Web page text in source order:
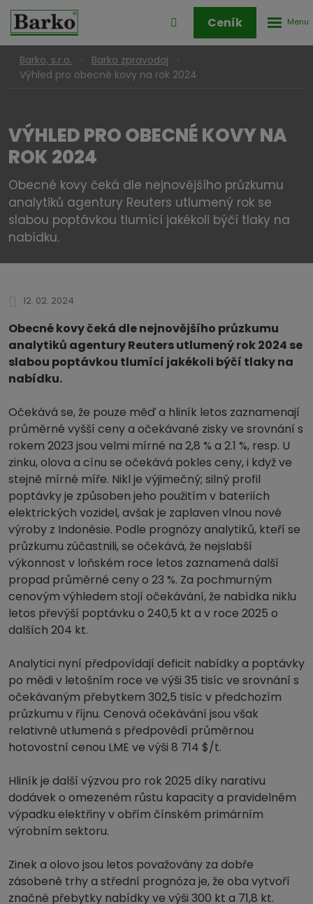
Přihlášení
zóny
Ceník
Barko, s.r.o.
Barko zpravodaj
Výhled pro obecné kovy na rok 2024
VÝHLED PRO OBECNÉ KOVY NA
ROK 2024
Obecné kovy čeká dle nejnovějšího průzkumu
analytiků agentury Reuters utlumený rok se
slabou poptávkou tlumící jakékoli býčí tlaky na
nabídku.
12. 02. 2024
Obecné kovy čeká dle nejnovějšího průzkumu
analytiků agentury Reuters utlumený rok 2024 se
slabou poptávkou tlumící jakékoli býčí tlaky na
nabídku.
Očekává se, že pouze měď a hliník letos zaznamenají
průměrné vyšší ceny a očekávané zisky ve srovnání s
rokem 2023 jsou velmi mírné na 2,8 % a 2.1 %, resp. U
zinku, olova a cínu se očekává pokles ceny, i když ve
stejně mírné míře. Nikl je výjimečný; silný profil
poptávky je způsoben jeho použitím v bateriích
elektrických vozidel, avšak je zaplaven vlnou nové
výroby z Indonésie. Podle prognózy analytiků, kteří se
průzkumu zúčastnili, se očekává, že nejslabší
výkonnost v loňském roce letos zaznamená další
propad průměrné ceny o 23 %. Za pochmurným
cenovým výhledem stojí očekávání, že nabídka niklu
letos převýší poptávku o 240,5 kt a v roce 2025 o
dalších 204 kt.
Analytici nyní předpovídají deficit nabídky a poptávky
po mědi v letošním roce ve výši 35 tisíc ve srovnání s
očekávaným přebytkem 302,5 tisíc v předchozím
průzkumu v říjnu. Cenová očekávání jsou však
relativně utlumená s předpovědí průměrnou
hotovostní cenou LME ve výši 8 714 $/t.
Hliník je další výzvou pro rok 2025 díky narativu
dodávek o omezeném růstu kapacity a pravidelném
výpadku elektřiny v obřím čínském primárním
výrobním sektoru.
Zinek a olovo jsou letos považovány za dobře
zásobené trhy a střední prognóza je, že oba vytvoří
značné přebytky nabídky ve výši 300 kt a 71,8 kt.